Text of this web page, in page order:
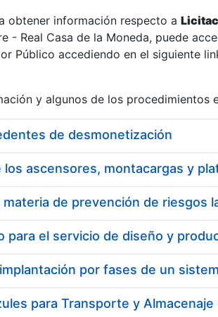
obtener información respecto a
- Real Casa de la Moneda, puede
Público accediendo en el siguiente
y algunos de los procedimientos
de desmonetización
de prevención de riesgos
para Transporte y